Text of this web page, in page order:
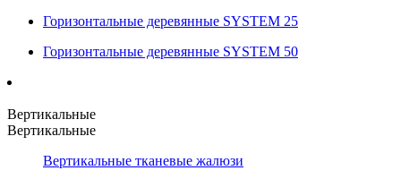
Горизонтальные деревянные SYSTEM 25
Горизонтальные деревянные SYSTEM 50
Вертикальные
Вертикальные
Вертикальные тканевые жалюзи